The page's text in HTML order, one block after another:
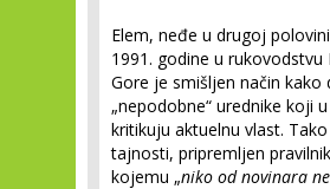
Elem, neđe u drugoj
1991. godine u rukovodstvu
Gore je smišljen način kako
„nepodobne“ urednike koji
kritikuju aktuelnu vlast.
tajnosti, pripremljen
kojemu „niko od novinara